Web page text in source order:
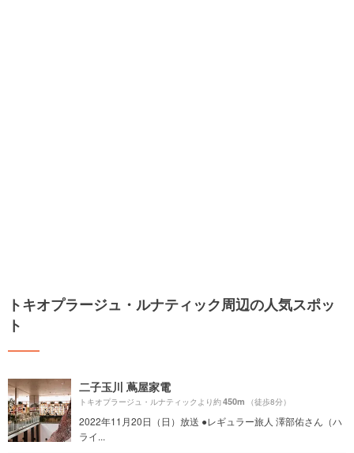
トキオプラージュ・ルナティック周辺の人気スポッ
ト
二子玉川 蔦屋家電
トキオプラージュ・ルナティックより約450m （徒歩8分）
2022年11月20日（日）放送 ●レギュラー旅人 澤部佑さん（ハ
ライ...